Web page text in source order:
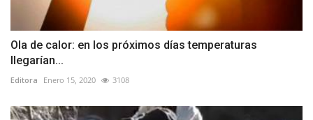
Ola de calor: en los próximos días temperaturas
llegarían...
Editora Enero 15, 2020 3108